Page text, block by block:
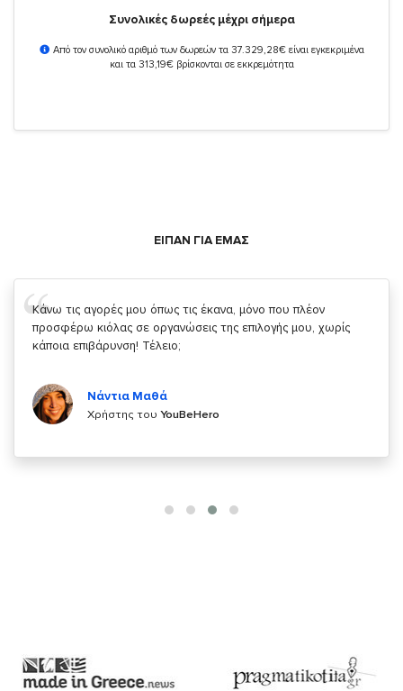
Συνολικές δωρεές μέχρι σήμερα
Από τον συνολικό αριθμό των δωρεών τα 37.329,28€ είναι εγκεκριμένα
και τα 313,19€ βρίσκονται σε εκκρεμότητα
ΕΙΠΑΝ ΓΙΑ ΕΜΑΣ
Σας ευχαριστώ που μας δίνετε την δυνατότητα να κάνουμε
κάτι!
Χρήστης τουYouBeHero